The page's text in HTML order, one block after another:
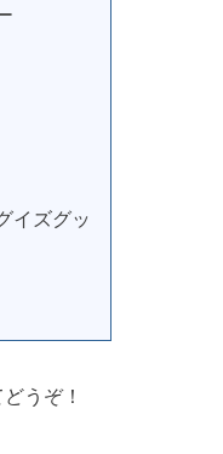
イズグッ
うぞ！